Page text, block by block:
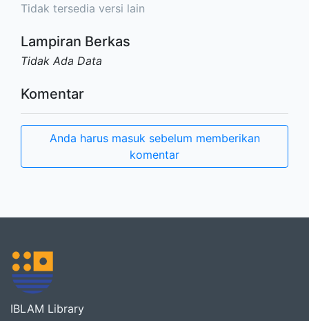
Tidak tersedia versi lain
Lampiran Berkas
Tidak Ada Data
Komentar
Anda harus masuk sebelum memberikan
komentar
IBLAM Library